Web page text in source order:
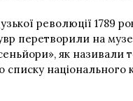
революції 1789
перетворили на
як називали
національного